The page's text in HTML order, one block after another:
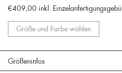
€409,00 inkl.
Größe und Farbe wählen
Größeninfos